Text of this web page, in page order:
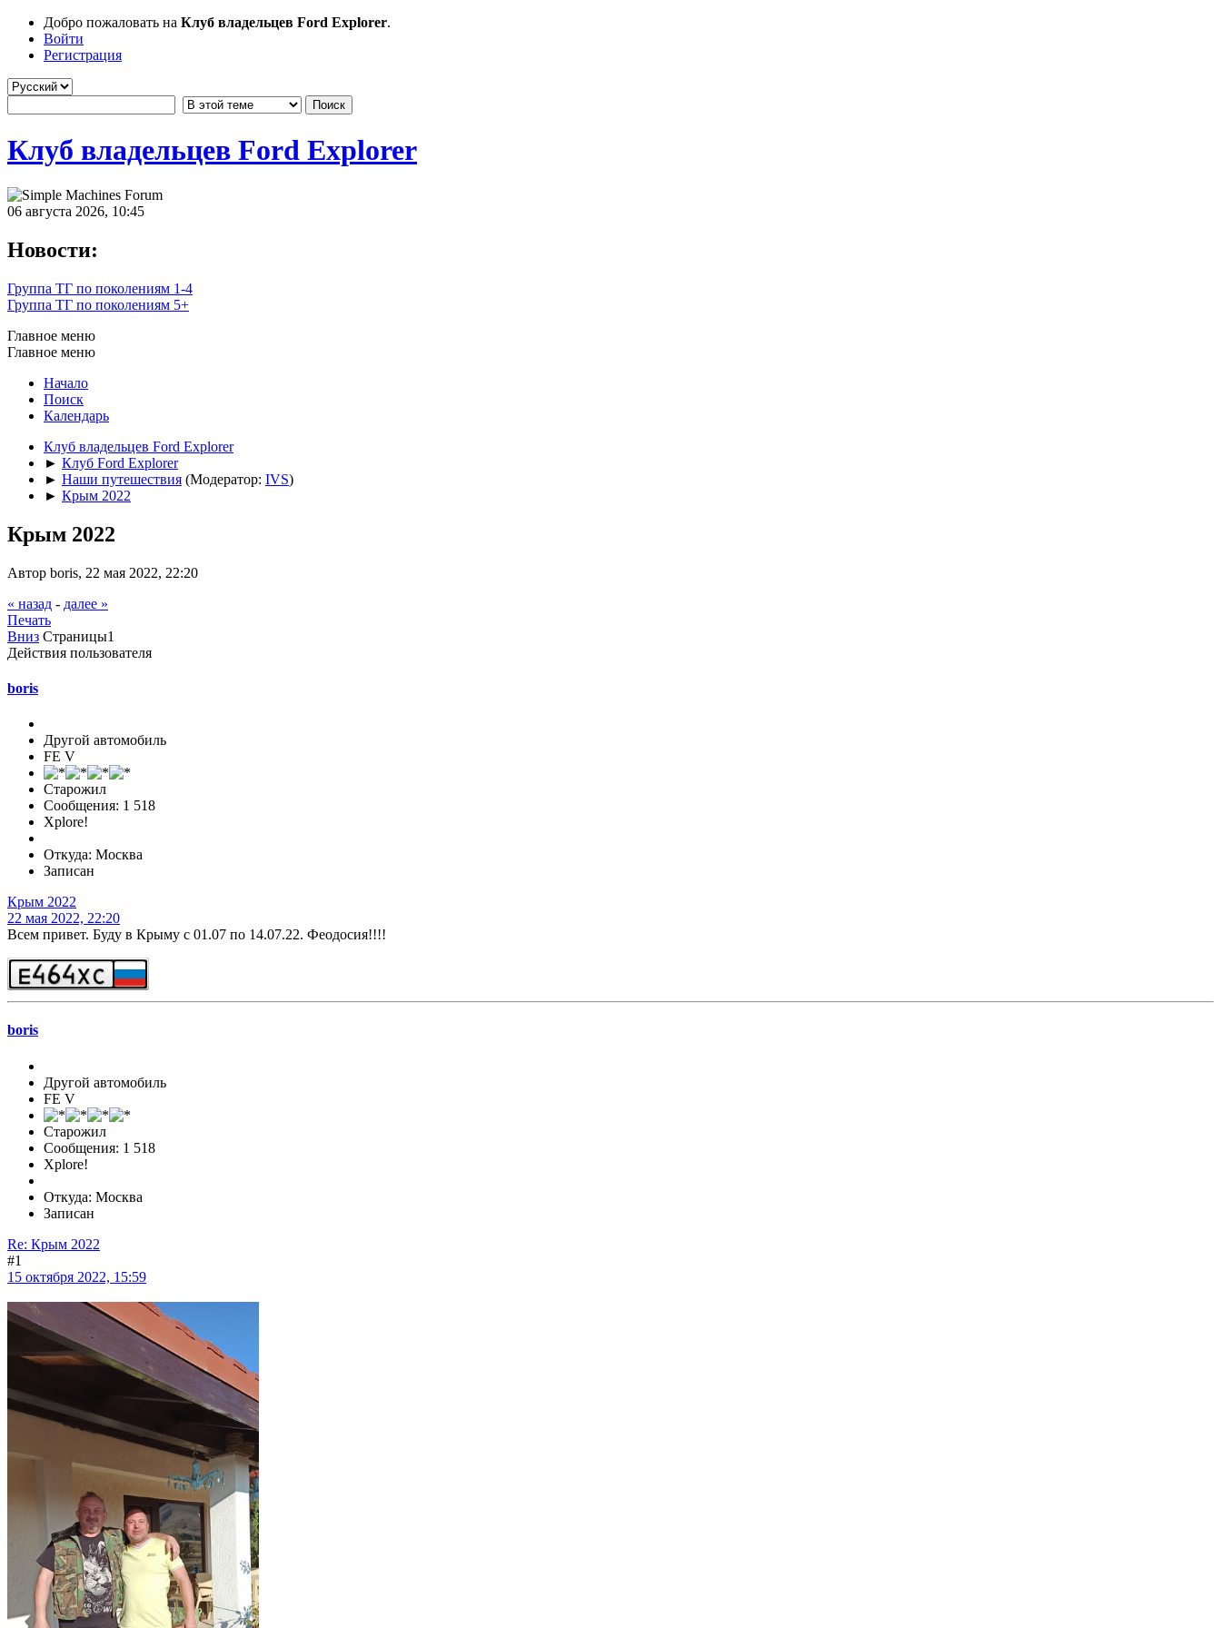
Добро пожаловать на Клуб владельцев Ford Explorer.
Войти
Регистрация
Клуб владельцев Ford Explorer
06 августа 2026, 10:45
Новости:
Группа ТГ по поколениям 1-4
Группа ТГ по поколениям 5+
Главное меню
Главное меню
Начало
Поиск
Календарь
Клуб владельцев Ford Explorer
► Клуб Ford Explorer
► Наши путешествия (Модератор: IVS)
► Крым 2022
Крым 2022
Автор boris, 22 мая 2022, 22:20
« назад - далее »
Печать
Вниз Страницы1
Действия пользователя
boris
Другой автомобиль
FE V
Старожил
Сообщения: 1 518
Xplore!
Откуда: Москва
Записан
Крым 2022
22 мая 2022, 22:20
Всем привет. Буду в Крыму с 01.07 по 14.07.22. Феодосия!!!!
boris
Другой автомобиль
FE V
Старожил
Сообщения: 1 518
Xplore!
Откуда: Москва
Записан
Re: Крым 2022
#1
15 октября 2022, 15:59